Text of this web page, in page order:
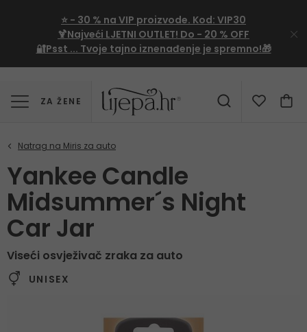
⭐ - 30 % na VIP proizvode. Kod: VIP30
🍹Najveći LJETNI OUTLET! Do - 20 % OFF
🔐Psst ... Tvoje tajno iznenađenje je spremno!🎁
ZA ŽENE
Yankee Candle
Midsummer´s Night
Car Jar
Viseći osvježivač zraka za auto
UNISEX